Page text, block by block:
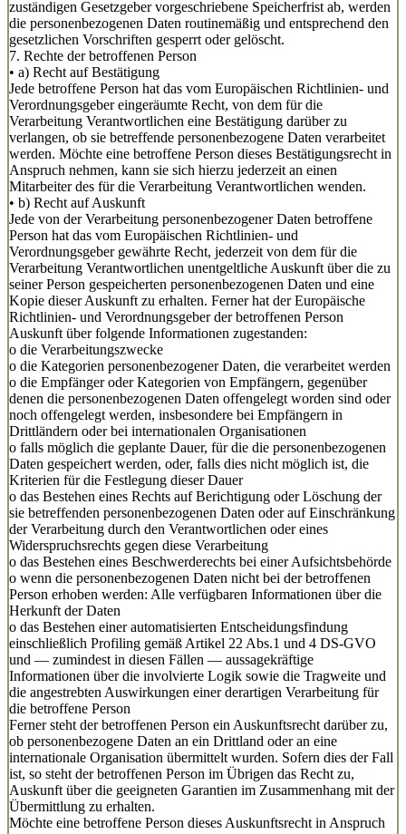
zuständigen Gesetzgeber vorgeschriebene Speicherfrist ab, werden
die personenbezogenen Daten routinemäßig und entsprechend den
gesetzlichen Vorschriften gesperrt oder gelöscht.
7. Rechte der betroffenen Person
• a) Recht auf Bestätigung
Jede betroffene Person hat das vom Europäischen Richtlinien- und
Verordnungsgeber eingeräumte Recht, von dem für die
Verarbeitung Verantwortlichen eine Bestätigung darüber zu
verlangen, ob sie betreffende personenbezogene Daten verarbeitet
werden. Möchte eine betroffene Person dieses Bestätigungsrecht in
Anspruch nehmen, kann sie sich hierzu jederzeit an einen
Mitarbeiter des für die Verarbeitung Verantwortlichen wenden.
• b) Recht auf Auskunft
Jede von der Verarbeitung personenbezogener Daten betroffene
Person hat das vom Europäischen Richtlinien- und
Verordnungsgeber gewährte Recht, jederzeit von dem für die
Verarbeitung Verantwortlichen unentgeltliche Auskunft über die zu
seiner Person gespeicherten personenbezogenen Daten und eine
Kopie dieser Auskunft zu erhalten. Ferner hat der Europäische
Richtlinien- und Verordnungsgeber der betroffenen Person
Auskunft über folgende Informationen zugestanden:
o die Verarbeitungszwecke
o die Kategorien personenbezogener Daten, die verarbeitet werden
o die Empfänger oder Kategorien von Empfängern, gegenüber
denen die personenbezogenen Daten offengelegt worden sind oder
noch offengelegt werden, insbesondere bei Empfängern in
Drittländern oder bei internationalen Organisationen
o falls möglich die geplante Dauer, für die die personenbezogenen
Daten gespeichert werden, oder, falls dies nicht möglich ist, die
Kriterien für die Festlegung dieser Dauer
o das Bestehen eines Rechts auf Berichtigung oder Löschung der
sie betreffenden personenbezogenen Daten oder auf Einschränkung
der Verarbeitung durch den Verantwortlichen oder eines
Widerspruchsrechts gegen diese Verarbeitung
o das Bestehen eines Beschwerderechts bei einer Aufsichtsbehörde
o wenn die personenbezogenen Daten nicht bei der betroffenen
Person erhoben werden: Alle verfügbaren Informationen über die
Herkunft der Daten
o das Bestehen einer automatisierten Entscheidungsfindung
einschließlich Profiling gemäß Artikel 22 Abs.1 und 4 DS-GVO
und — zumindest in diesen Fällen — aussagekräftige
Informationen über die involvierte Logik sowie die Tragweite und
die angestrebten Auswirkungen einer derartigen Verarbeitung für
die betroffene Person
Ferner steht der betroffenen Person ein Auskunftsrecht darüber zu,
ob personenbezogene Daten an ein Drittland oder an eine
internationale Organisation übermittelt wurden. Sofern dies der Fall
ist, so steht der betroffenen Person im Übrigen das Recht zu,
Auskunft über die geeigneten Garantien im Zusammenhang mit der
Übermittlung zu erhalten.
Möchte eine betroffene Person dieses Auskunftsrecht in Anspruch